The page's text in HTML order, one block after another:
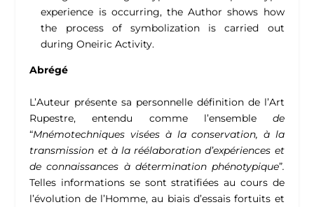
experience is occurring, the Author shows how
the process of symbolization is carried out
during Oneiric Activity.
Abrégé
L’Auteur présente sa personnelle définition de l’Art
Rupestre, entendu comme l’ensemble de
“Mnémotechniques visées à la conservation, à la
transmission et à la réélaboration d’expériences et
de connaissances à détermination phénotypique”.
Telles informations se sont stratifiées au cours de
l’évolution de l’Homme, au biais d’essais fortuits et